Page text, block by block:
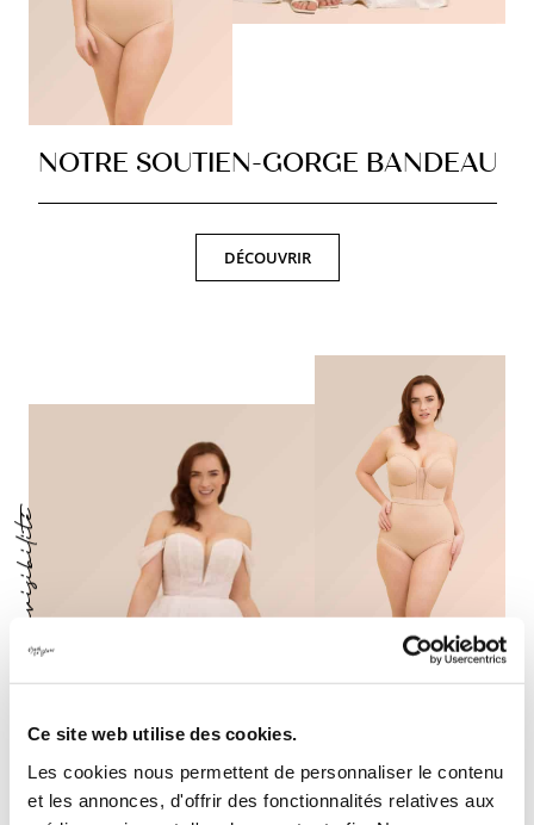
Ce site web utilise des cookies.
Les cookies nous permettent de personnaliser le contenu
et les annonces, d'offrir des fonctionnalités relatives aux
NOTRE SOUTIEN-GORGE BANDEAU
DÉCOUVRIR
Sublimèe en toute invisibilitè